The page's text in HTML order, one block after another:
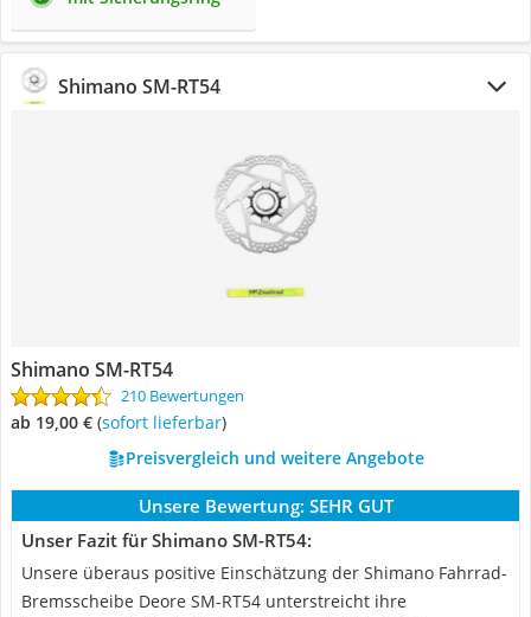
Shimano SM-RT54
Shimano SM-RT54
210 Bewertungen
ab 19,00 € ( Sofort lieferbar)
Preisvergleich und weitere Angebote
Unsere Bewertung: SEHR GUT
Unser Fazit für Shimano SM-RT54:
Unsere überaus positive Einschätzung der Shimano Fahrrad-
Bremsscheibe Deore SM-RT54 unterstreicht ihre